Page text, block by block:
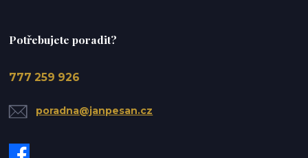
Potřebujete poradit?
777 259 926
poradna@janpesan.cz